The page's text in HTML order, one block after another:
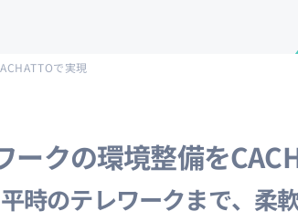
ISMS認証
で実現
ークの環境整備を
時のテレワークまで、柔